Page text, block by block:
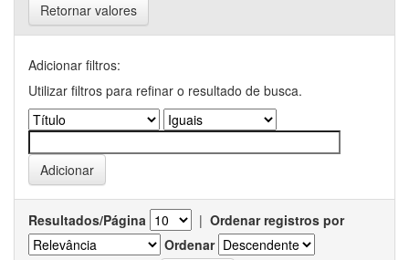
Retornar valores
Adicionar filtros:
Utilizar filtros para refinar o resultado de busca.
Resultados/Página | Ordenar registros por
Ordenar